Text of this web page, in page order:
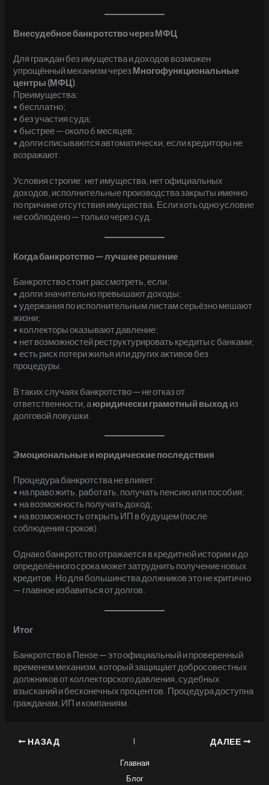
Внесудебное банкротство через МФЦ
Для граждан без имущества и доходов возможен
упрощённый механизм черезМногофункциональные
центры (МФЦ)
Преимущества:
• бесплатно;
• без участия суда;
• быстрее — около 6 месяцев;
• долги списываются автоматически, если кредиторы не
возражают.
Условия строгие: нет имущества, нет официальных
доходов, исполнительные производства закрыты именно
по причине отсутствия имущества. Если хоть одно условие
не соблюдено — только через суд.
Когда банкротство — лучшее решение
Банкротство стоит рассмотреть, если:
• долги значительно превышают доходы;
• удержания по исполнительным листам серьёзно мешают
жизни;
• коллекторы оказывают давление;
• нет возможностей реструктурировать кредиты с банками;
• есть риск потери жилья или других активов без
процедуры.
В таких случаях банкротство — не отказ от
ответственности, аюридически грамотный выход из
долговой ловушки.
Эмоциональные и юридические последствия
Процедура банкротства не влияет:
• на право жить, работать, получать пенсию или пособия;
• на возможность получать доход;
• на возможность открыть ИП в будущем (после
соблюдения сроков).
Однако банкротство отражается в кредитной истории и до
определённого срока может затруднить получение новых
кредитов. Но для большинства должников это не критично
— главное избавиться от долгов.
Итог
Банкротство в Пензе — это официальный и проверенный
временем механизм, который защищает добросовестных
должников от коллекторского давления, судебных
взысканий и бесконечных процентов. Процедура доступна
гражданам, ИП и компаниям.
НАЗАД ДАЛЕЕ
Главная
Блог